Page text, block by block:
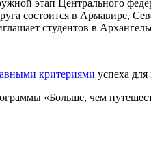
этап Центрального
состоится в Армавире,
студентов в
критериями успеха
«Больше, чем